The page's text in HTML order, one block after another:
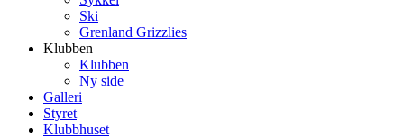
Ski
Grenland Grizzlies
Klubben
Klubben
Ny side
Galleri
Styret
Klubbhuset